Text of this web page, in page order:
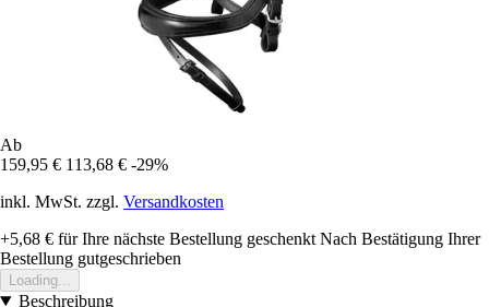
Ab
159,95 € 113,68 € -29%
inkl. MwSt. zzgl. Versandkosten
+5,68 € für Ihre nächste Bestellung geschenkt Nach Bestätigung Ihrer
Bestellung gutgeschrieben
Loading...
Beschreibung